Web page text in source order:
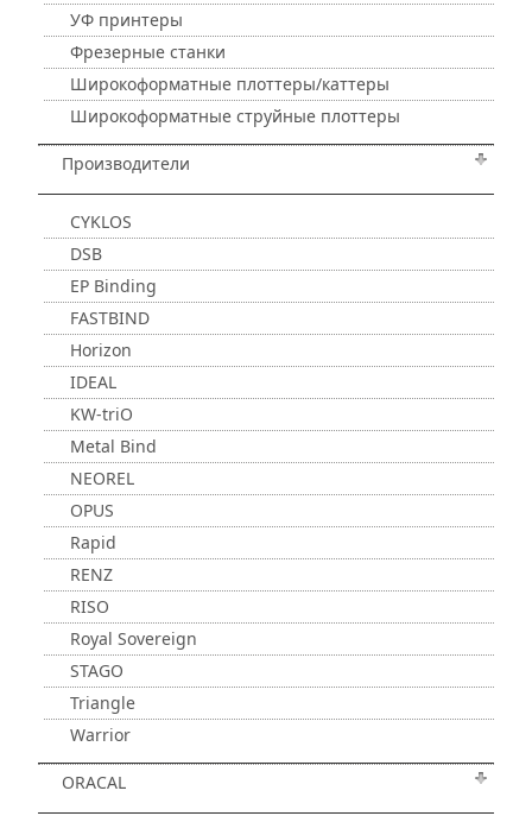
УФ принтеры
Фрезерные станки
Широкоформатные плоттеры/каттеры
Широкоформатные струйные плоттеры
Производители
CYKLOS
DSB
EP Binding
FASTBIND
Horizon
IDEAL
KW-triO
Metal Bind
NEOREL
OPUS
Rapid
RENZ
RISO
Royal Sovereign
STAGO
Triangle
Warrior
ORACAL